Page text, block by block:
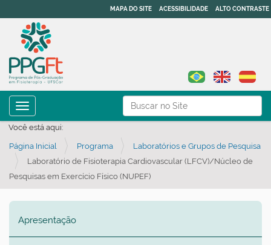
Busca
Busca Avançada…
MAPA DO SITE ACESSIBILIDADE ALTO CONTRASTE
Toggle navigation
Você está aqui:
Página Inicial Programa
Laboratórios e Grupos de Pesquisa
Laboratório de Fisioterapia Cardiovascular (LFCV)/Núcleo de
Pesquisas em Exercício Físico (NUPEF)
Apresentação